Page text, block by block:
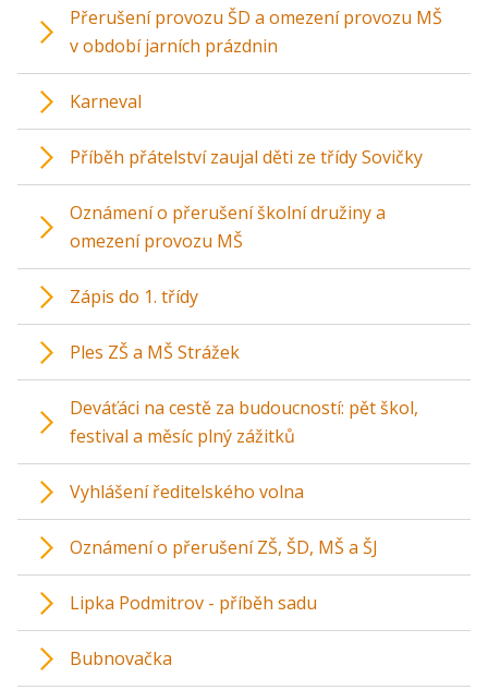
Přerušení provozu ŠD a omezení provozu MŠ
v období jarních prázdnin
Karneval
Příběh přátelství zaujal děti ze třídy Sovičky
Oznámení o přerušení školní družiny a
omezení provozu MŠ
Zápis do 1. třídy
Ples ZŠ a MŠ Strážek
Deváťáci na cestě za budoucností: pět škol,
festival a měsíc plný zážitků
Vyhlášení ředitelského volna
Oznámení o přerušení ZŠ, ŠD, MŠ a ŠJ
Lipka Podmitrov - příběh sadu
Bubnovačka